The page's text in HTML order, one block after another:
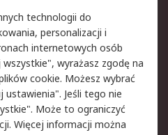
Polityka dotycząca
plików cookie
Użytkowanie witryny
Warunki Sprzedaży
technologii do
personalizacji i
internetowych osób
wyrażasz zgodę na
cookie. Możesz wybrać
ustawienia". Jeśli tego nie
Może to ograniczyć
Więcej informacji można